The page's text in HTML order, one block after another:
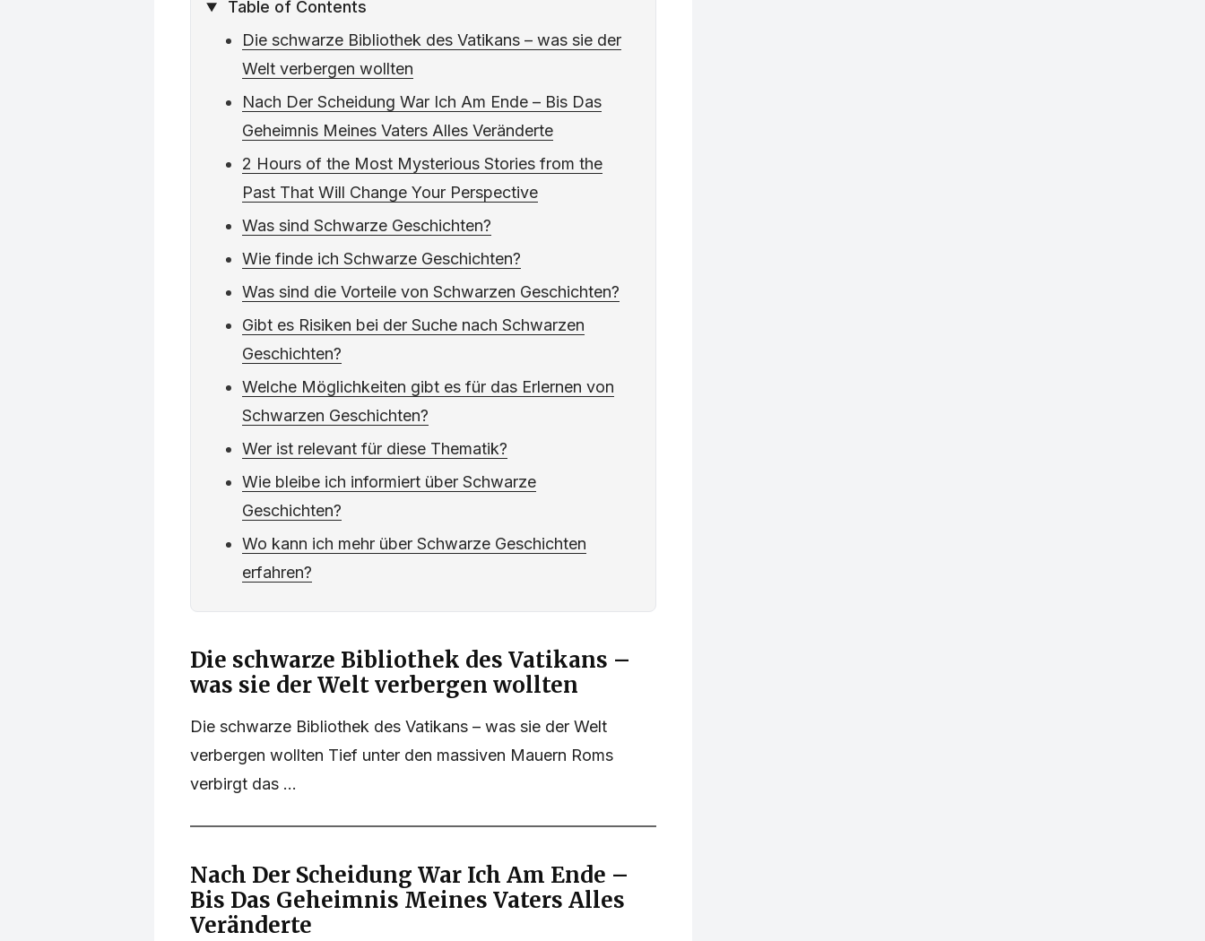
Table of Contents
Die schwarze Bibliothek des Vatikans – was sie der
Welt verbergen wollten
Nach Der Scheidung War Ich Am Ende – Bis Das
Geheimnis Meines Vaters Alles Veränderte
2 Hours of the Most Mysterious Stories from the
Past That Will Change Your Perspective
Was sind Schwarze Geschichten?
Wie finde ich Schwarze Geschichten?
Was sind die Vorteile von Schwarzen Geschichten?
Gibt es Risiken bei der Suche nach Schwarzen
Geschichten?
Welche Möglichkeiten gibt es für das Erlernen von
Schwarzen Geschichten?
Wer ist relevant für diese Thematik?
Wie bleibe ich informiert über Schwarze
Geschichten?
Wo kann ich mehr über Schwarze Geschichten
erfahren?
Die schwarze Bibliothek des Vatikans –
was sie der Welt verbergen wollten
Die schwarze Bibliothek des Vatikans – was sie der Welt
verbergen wollten Tief unter den massiven Mauern Roms
verbirgt das ...
Nach Der Scheidung War Ich Am Ende –
Bis Das Geheimnis Meines Vaters Alles
Veränderte